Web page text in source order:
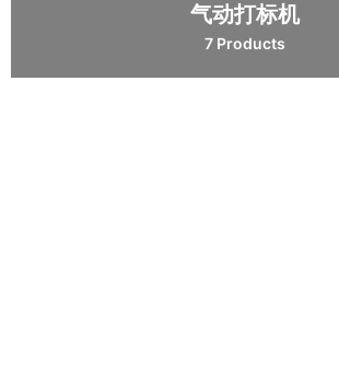
气动打标机
7 Products